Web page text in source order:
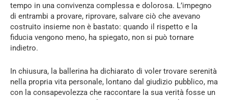
tempo in una convivenza complessa e dolorosa. L’impegno
di entrambi a provare, riprovare, salvare ciò che avevano
costruito insieme non è bastato: quando il rispetto e la
fiducia vengono meno, ha spiegato, non si può tornare
indietro.
In chiusura, la ballerina ha dichiarato di voler trovare serenità
nella propria vita personale, lontano dal giudizio pubblico, ma
con la consapevolezza che raccontare la sua verità fosse un